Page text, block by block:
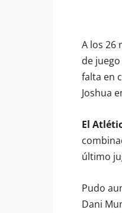
A los 26
de
falta en
Joshua
El
último
Pudo
Dani